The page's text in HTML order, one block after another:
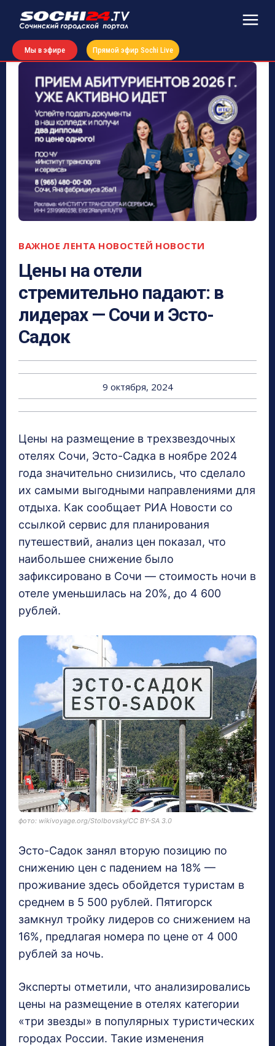
Мы в эфире Прямой эфир Sochi Live
ВАЖНОЕ ЛЕНТА НОВОСТЕЙ НОВОСТИ
Цены на отели
стремительно падают: в
лидерах — Сочи и Эсто-
Садок
9 октября, 2024
Цены на размещение в трехзвездочных
отелях Сочи, Эсто-Садка в ноябре 2024
года значительно снизились, что сделало
их самыми выгодными направлениями для
отдыха. Как сообщает РИА Новости со
ссылкой сервис для планирования
путешествий, анализ цен показал, что
наибольшее снижение было
зафиксировано в Сочи — стоимость ночи в
отеле уменьшилась на 20%, до 4 600
рублей.
фото: wikivoyage.org/Stolbovsky/CC BY-SA 3.0
Эсто-Садок занял вторую позицию по
снижению цен с падением на 18% —
проживание здесь обойдется туристам в
среднем в 5 500 рублей. Пятигорск
замкнул тройку лидеров со снижением на
16%, предлагая номера по цене от 4 000
рублей за ночь.
Эксперты отметили, что анализировались
цены на размещение в отелях категории
«три звезды» в популярных туристических
городах России. Такие изменения